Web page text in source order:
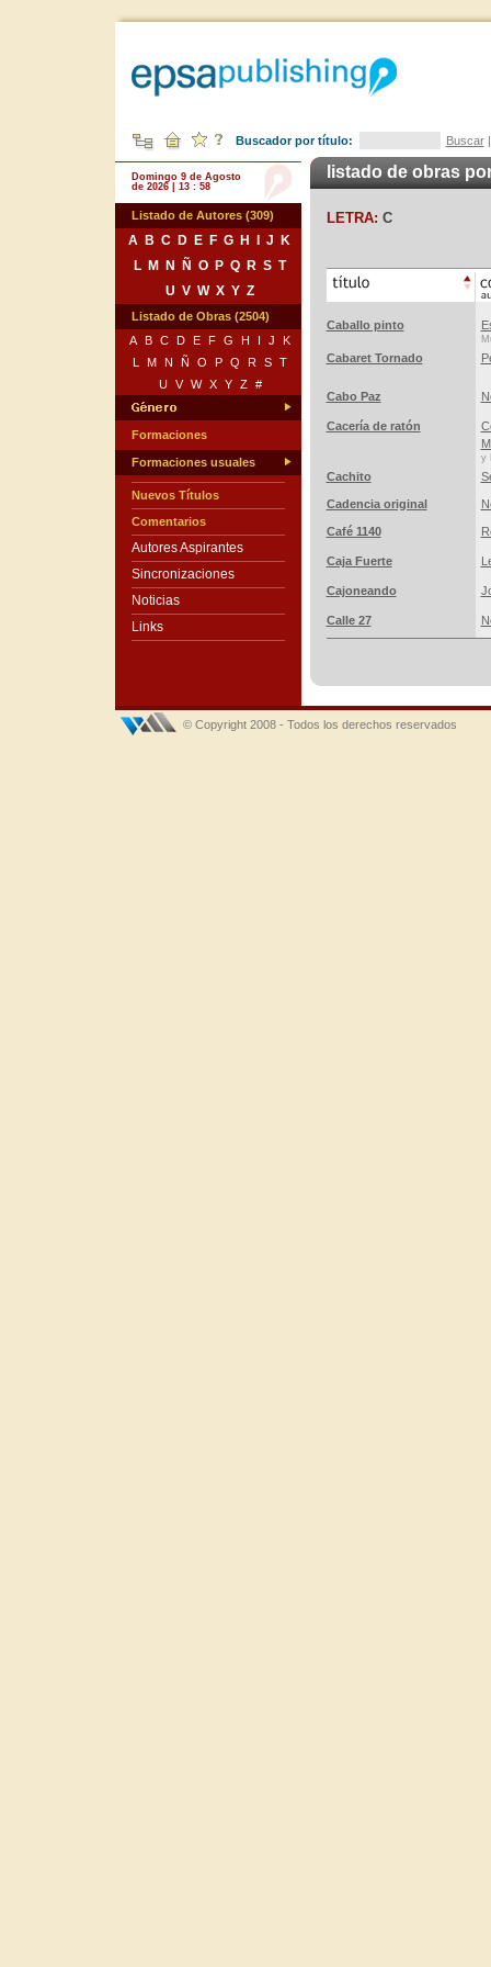
Buscador por título: Buscar
Domingo 9 de Agosto
de 2026 | 13 : 58
Listado de Autores (309)
A B C D E F G H J
K
L
M N Ñ O P Q R S T
U V W X Y Z
Listado de Obras (2504)
A
B C D E F G H I J
K
L
M N Ñ O P Q R S T
U
V W X Y Z #
Formaciones
Formaciones usuales
Nuevos Títulos
Comentarios
Autores Aspirantes
Sincronizaciones
Noticias
Links
listado de obras
LETRA: C
Caballo pinto
Cabaret Tornado
Cabo Paz
Cacería de ratón
y
Cachito
Cadencia original
Café 1140
Caja Fuerte
Cajoneando
Calle 27
© Copyright 2008 - Todos los derechos reservados